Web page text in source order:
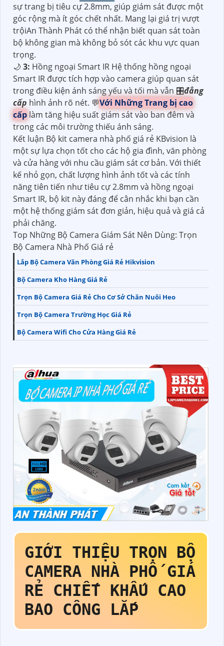
sự trang bị tiêu cự 2.8mm, giúp giám sát được một
góc rộng mà ít góc chết nhất. Mang lại giá trị vượt
trộiAn Thành Phát có thể nhận biết quan sát toàn
bộ không gian mà không bỏ sót các khu vực quan
trọng.
🌙 3: Hồng ngoại Smart IR Hệ thống hồng ngoại
Smart IR được tích hợp vào camera giúp quan sát
trong điều kiện ánh sáng yếu và tối mà vẫn 🎛đẳng
cấp hình ảnh rõ nét. 💬Với Những Trang bị cao
cấp làm tăng hiệu suất giám sát vào ban đêm và
trong các môi trường thiếu ánh sáng.
Kết luận Bộ kit camera nhà phố giá rẻ KBvision là
một sự lựa chọn tốt cho các hộ gia đình, văn phòng
và cửa hàng với nhu cầu giám sát cơ bản. Với thiết
kế nhỏ gọn, chất lượng hình ảnh tốt và các tính
năng tiên tiến như tiêu cự 2.8mm và hồng ngoại
Smart IR, bộ kit này đáng để cân nhắc khi bạn cần
một hệ thống giám sát đơn giản, hiệu quả và giá cả
phải chăng.
Top Những Bộ Camera Giám Sát Nên Dùng: Trọn
Bộ Camera Nhà Phố Giá rẻ
Lắp Bộ Camera Văn Phòng Giá Rẻ Hikvision
Bộ Camera Kho Hàng Giá Rẻ
Trọn Bộ Camera Giá Rẻ Cho Cơ Sở Chăn Nuôi Heo
Trọn Bộ Camera Trường Học Giá Rẻ
Bộ Camera Wifi Cho Cửa Hàng Giá Rẻ
GIỚI THIỆU TRỌN BỘ
CAMERA NHÀ PHỐ GIÁ
RẺ CHIẾT KHẤU CAO
BAO CÔNG LẮP